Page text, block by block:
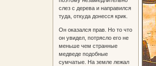
слез с дерева и направился
туда, откуда донесся крик.
Он оказался прав. Но то что
он увидел, потрясло его не
меньше чем странные
медведе подобные
сумчатые. На земле лежал